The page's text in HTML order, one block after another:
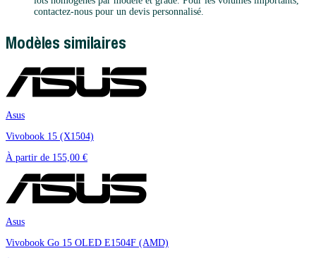
contactez-nous pour un devis personnalisé.
Modèles similaires
Asus
Vivobook 15 (X1504)
À partir de 155,00 €
Asus
Vivobook Go 15 OLED E1504F (AMD)